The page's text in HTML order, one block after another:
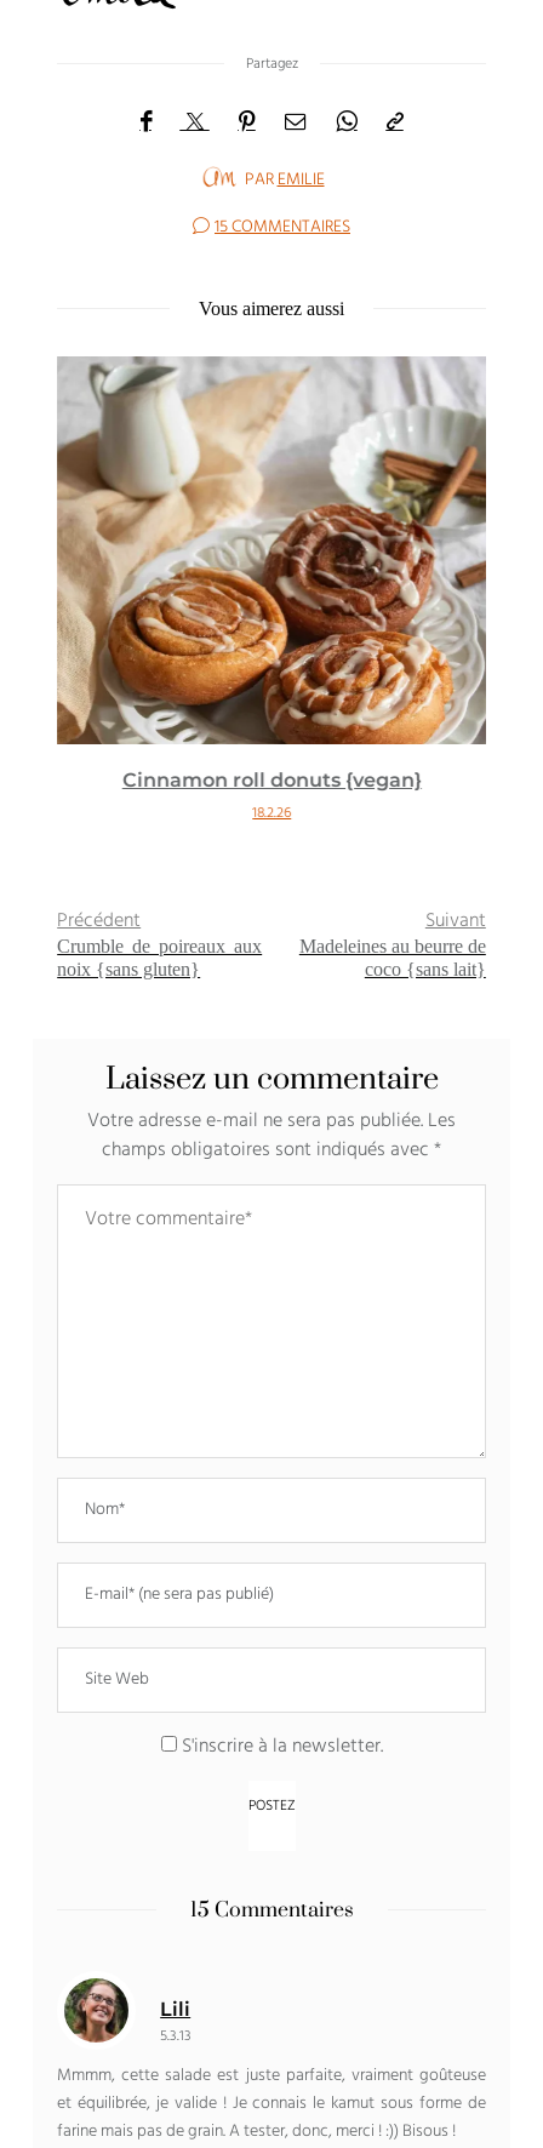
Partagez
PAREMILIE
15 COMMENTAIRES
Vous aimerez aussi
Cinnamon roll donuts {vegan}
18.2.26
Précédent
Crumble de poireaux aux
noix {sans gluten}
Suivant
Madeleines au beurre de
coco {sans lait}
Laissez un commentaire
Votre adresse e-mail ne sera pas publiée.Les
champs obligatoires sont indiqués avec*
S'inscrire à la newsletter.
15 Commentaires
Lili
5.3.13
Mmmm, cette salade est juste parfaite, vraiment goûteuse
et équilibrée, je valide ! Je connais le kamut sous forme de
farine mais pas de grain. A tester, donc, merci ! :)) Bisous !